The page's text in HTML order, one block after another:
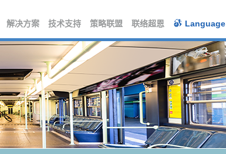
解决方案 技术支持 策略联盟 联络超恩 Language